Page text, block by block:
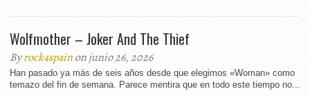
Wolfmother – Joker And The Thief
Byrock4spainon junio 26, 2026
Han pasado ya más de seis años desde que elegimos «Woman» como
temazo del fin de semana. Parece mentira que en todo este tiempo no...